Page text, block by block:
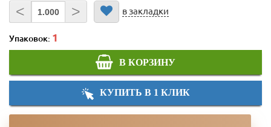
< > в закладки
Упаковок:
В КОРЗИНУ
КУПИТЬ В 1 КЛИК